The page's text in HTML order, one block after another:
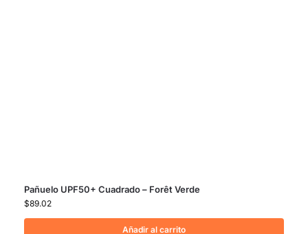
Pañuelo UPF50+ Cuadrado – Forêt Verde
$89.02
Añadir al carrito